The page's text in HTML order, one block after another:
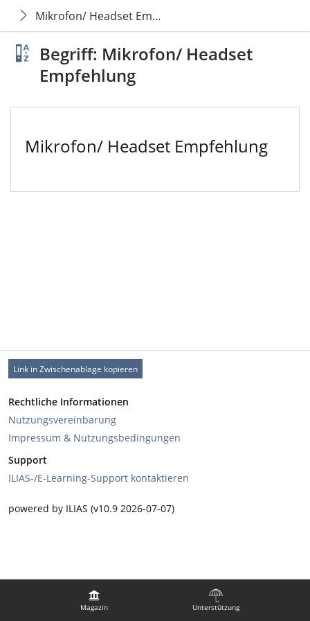
Mikrofon/ Headset Empfehlung
Magazin Unterstützung
Begriff: Mikrofon/ Headset
Empfehlung
Mikrofon/ Headset Empfehlung
Link in Zwischenablage kopieren
Rechtliche Informationen
Nutzungsvereinbarung
Impressum & Nutzungsbedingungen
Support
ILIAS-/E-Learning-Support kontaktieren
powered by ILIAS (v10.9 2026-07-07)